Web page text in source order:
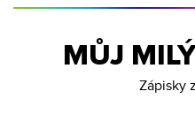
MŮJ
Zápisky